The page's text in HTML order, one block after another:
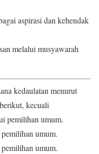
aspirasi dan kehendak
melalui musyawarah
kedaulatan menurut
kecuali
pemilihan umum.
umum.
umum.